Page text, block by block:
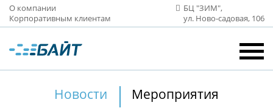
О компании
Корпоративным клиентам
БЦ "ЗИМ",
ул. Ново‑садовая, 106
Новости Мероприятия